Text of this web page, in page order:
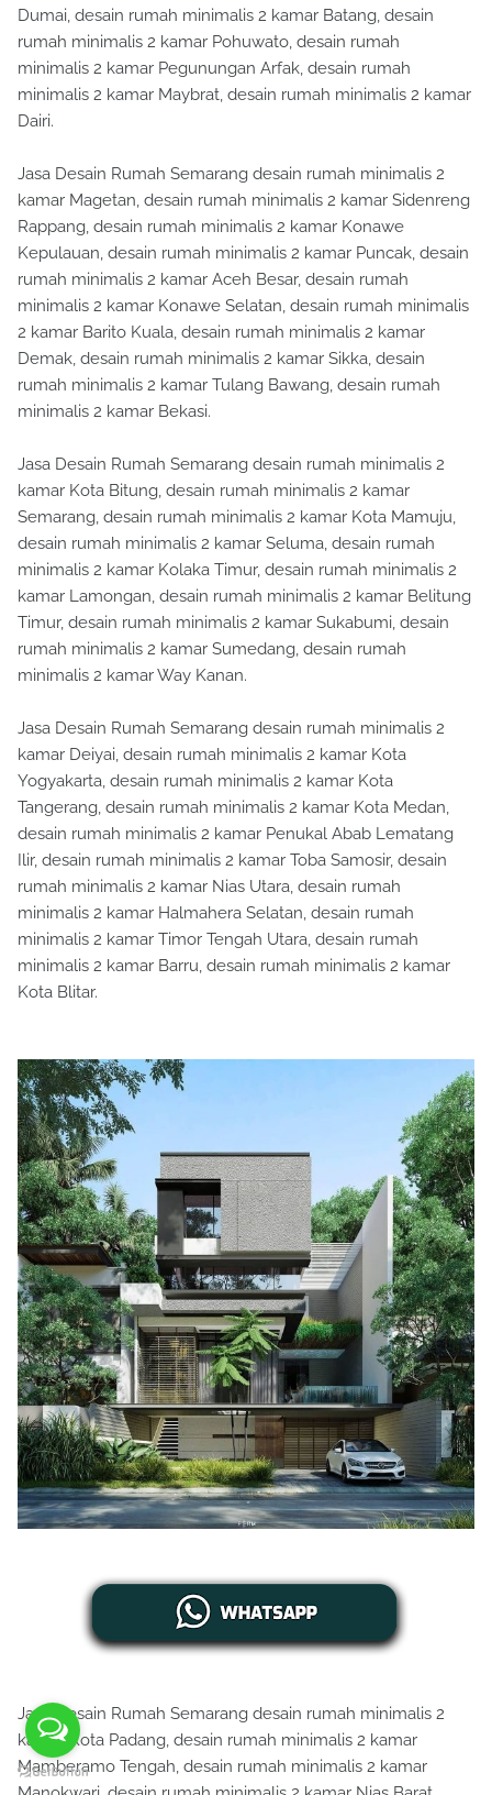
Dumai, desain rumah minimalis 2 kamar Batang, desain
rumah minimalis 2 kamar Pohuwato, desain rumah
minimalis 2 kamar Pegunungan Arfak, desain rumah
minimalis 2 kamar Maybrat, desain rumah minimalis 2 kamar
Dairi.
Jasa Desain Rumah Semarang desain rumah minimalis 2
kamar Magetan, desain rumah minimalis 2 kamar Sidenreng
Rappang, desain rumah minimalis 2 kamar Konawe
Kepulauan, desain rumah minimalis 2 kamar Puncak, desain
rumah minimalis 2 kamar Aceh Besar, desain rumah
minimalis 2 kamar Konawe Selatan, desain rumah minimalis
2 kamar Barito Kuala, desain rumah minimalis 2 kamar
Demak, desain rumah minimalis 2 kamar Sikka, desain
rumah minimalis 2 kamar Tulang Bawang, desain rumah
minimalis 2 kamar Bekasi.
Jasa Desain Rumah Semarang desain rumah minimalis 2
kamar Kota Bitung, desain rumah minimalis 2 kamar
Semarang, desain rumah minimalis 2 kamar Kota Mamuju,
desain rumah minimalis 2 kamar Seluma, desain rumah
minimalis 2 kamar Kolaka Timur, desain rumah minimalis 2
kamar Lamongan, desain rumah minimalis 2 kamar Belitung
Timur, desain rumah minimalis 2 kamar Sukabumi, desain
rumah minimalis 2 kamar Sumedang, desain rumah
minimalis 2 kamar Way Kanan.
Jasa Desain Rumah Semarang desain rumah minimalis 2
kamar Deiyai, desain rumah minimalis 2 kamar Kota
Yogyakarta, desain rumah minimalis 2 kamar Kota
Tangerang, desain rumah minimalis 2 kamar Kota Medan,
desain rumah minimalis 2 kamar Penukal Abab Lematang
Ilir, desain rumah minimalis 2 kamar Toba Samosir, desain
rumah minimalis 2 kamar Nias Utara, desain rumah
minimalis 2 kamar Halmahera Selatan, desain rumah
minimalis 2 kamar Timor Tengah Utara, desain rumah
minimalis 2 kamar Barru, desain rumah minimalis 2 kamar
Kota Blitar.
Jasa Desain Rumah Semarang desain rumah minimalis 2
kamar Kota Padang, desain rumah minimalis 2 kamar
Mamberamo Tengah, desain rumah minimalis 2 kamar